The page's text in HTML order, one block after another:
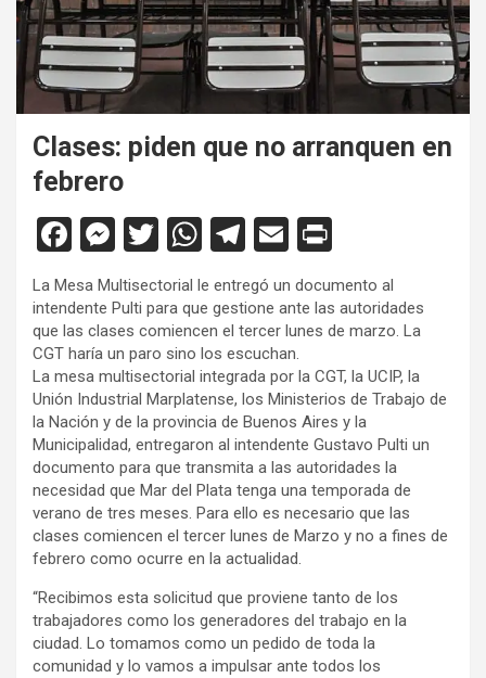
Clases: piden que no arranquen en
febrero
F
ce
b
o
o
k
M
es
se
n
g
er
T
wi
tt
er
W
at
s
A
p
p
T
el
e
gr
a
m
E
m
ail tF
ri
e
n
dl
y
La Mesa Multisectorial le entregó un documento al
intendente Pulti para que gestione ante las autoridades
que las clases comiencen el tercer lunes de marzo. La
CGT haría un paro sino los escuchan.
La mesa multisectorial integrada por la CGT, la UCIP, la
Unión Industrial Marplatense, los Ministerios de Trabajo de
la Nación y de la provincia de Buenos Aires y la
Municipalidad, entregaron al intendente Gustavo Pulti un
documento para que transmita a las autoridades la
necesidad que Mar del Plata tenga una temporada de
verano de tres meses. Para ello es necesario que las
clases comiencen el tercer lunes de Marzo y no a fines de
febrero como ocurre en la actualidad.
“Recibimos esta solicitud que proviene tanto de los
trabajadores como los generadores del trabajo en la
ciudad. Lo tomamos como un pedido de toda la
comunidad y lo vamos a impulsar ante todos los